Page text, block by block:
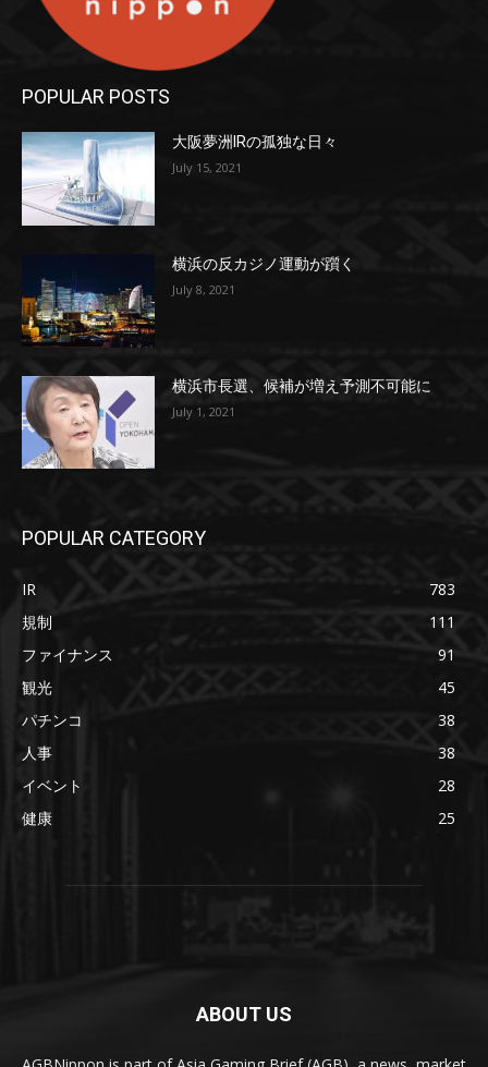
POPULAR POSTS
大阪夢洲IRの孤独な日々
July 15, 2021
横浜の反カジノ運動が躓く
July 8, 2021
横浜市長選、候補が増え予測不可能に
July 1, 2021
POPULAR CATEGORY
IR
783
規制
111
ファイナンス
91
観光
45
パチンコ
38
人事
38
イベント
28
健康
25
ABOUT US